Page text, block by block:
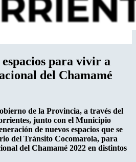
espacios para vivir a
del Chamamé
de la Provincia, a través del
junto con el Municipio
de nuevos espacios que se
del Tránsito Cocomarola, para
del Chamamé 2022 en distintos